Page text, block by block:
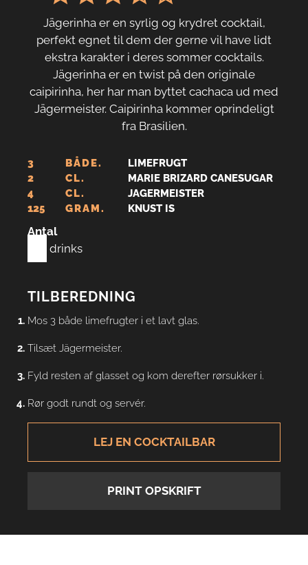
Jägerinha er en syrlig og krydret cocktail,
perfekt egnet til dem der gerne vil have lidt
ekstra karakter i deres sommer cocktails.
Jägerinha er en twist på den originale
caipirinha, her har man byttet cachaca ud med
Jägermeister. Caipirinha kommer oprindeligt
fra Brasilien.
3 BÅDE.
LIMEFRUGT
2
CL.
MARIE BRIZARD CANESUGAR
4
CL.
JAGERMEISTER
125
GRAM. KNUST IS
Antal
drinks
TILBEREDNING
Mos 3 både limefrugter i et lavt glas.
Tilsæt Jägermeister.
Fyld resten af glasset og kom derefter rørsukker i.
Rør godt rundt og servér.
LEJ EN COCKTAILBAR
PRINT OPSKRIFT